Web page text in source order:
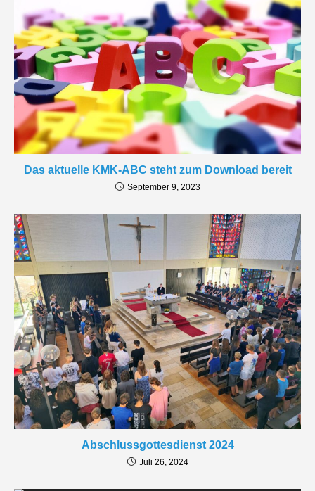
Das aktuelle KMK-ABC steht zum Download bereit
September 9, 2023
Abschlussgottesdienst 2024
Juli 26, 2024